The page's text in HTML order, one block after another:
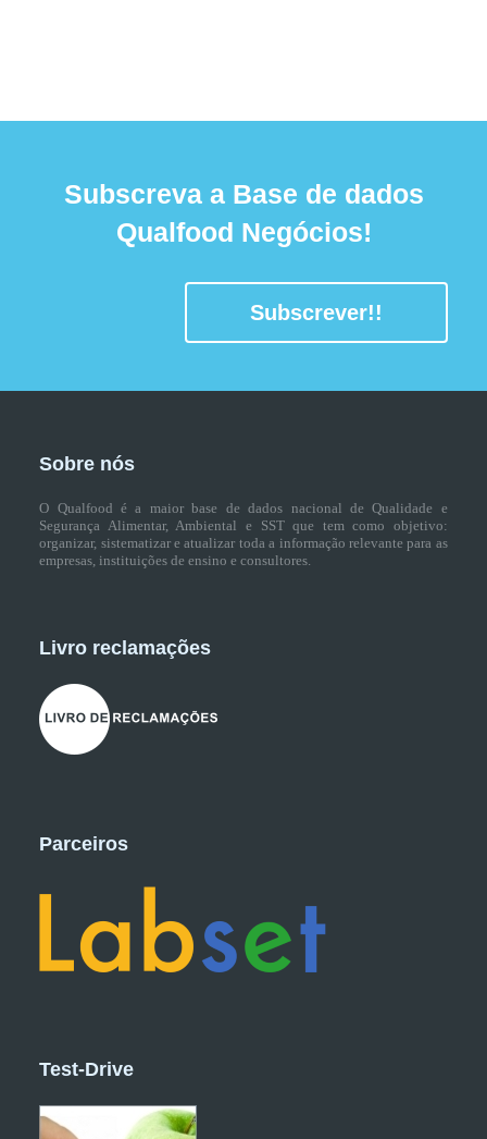
Subscreva a Base de dados
Qualfood Negócios!
Subscrever!!
Sobre nós
O Qualfood é a maior base de dados nacional de Qualidade e
Segurança Alimentar, Ambiental e SST que tem como objetivo:
organizar, sistematizar e atualizar toda a informação relevante para as
empresas, instituições de ensino e consultores.
Livro reclamações
Parceiros
Test-Drive